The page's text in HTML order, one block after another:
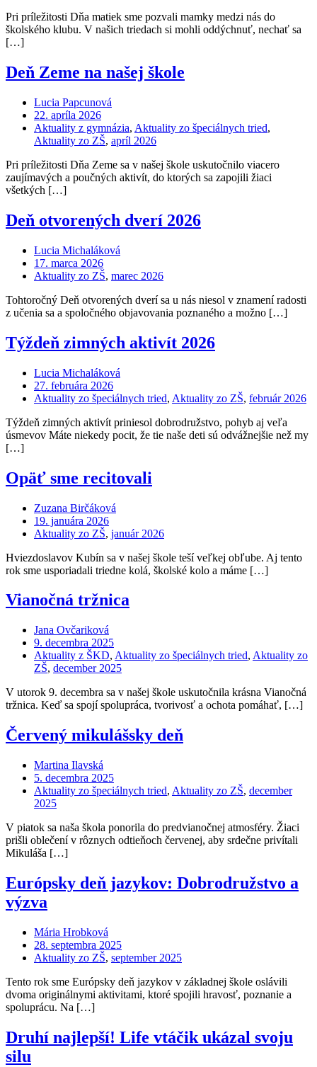
Pri príležitosti Dňa matiek sme pozvali mamky medzi nás do
školského klubu. V našich triedach si mohli oddýchnuť, nechať sa
[…]
Deň Zeme na našej škole
Lucia Papcunová
22. apríla 2026
Aktuality z gymnázia, Aktuality zo špeciálnych tried,
Aktuality zo ZŠ, apríl 2026
Pri príležitosti Dňa Zeme sa v našej škole uskutočnilo viacero
zaujímavých a poučných aktivít, do ktorých sa zapojili žiaci
všetkých […]
Deň otvorených dverí 2026
Lucia Michaláková
17. marca 2026
Aktuality zo ZŠ, marec 2026
Tohtoročný Deň otvorených dverí sa u nás niesol v znamení radosti
z učenia sa a spoločného objavovania poznaného a možno […]
Týždeň zimných aktivít 2026
Lucia Michaláková
27. februára 2026
Aktuality zo špeciálnych tried, Aktuality zo ZŠ, február 2026
Týždeň zimných aktivít priniesol dobrodružstvo, pohyb aj veľa
úsmevov Máte niekedy pocit, že tie naše deti sú odvážnejšie než my
[…]
Opäť sme recitovali
Zuzana Birčáková
19. januára 2026
Aktuality zo ZŠ, január 2026
Hviezdoslavov Kubín sa v našej škole teší veľkej obľube. Aj tento
rok sme usporiadali triedne kolá, školské kolo a máme […]
Vianočná tržnica
Jana Ovčariková
9. decembra 2025
Aktuality z ŠKD, Aktuality zo špeciálnych tried, Aktuality zo
ZŠ, december 2025
V utorok 9. decembra sa v našej škole uskutočnila krásna Vianočná
tržnica. Keď sa spojí spolupráca, tvorivosť a ochota pomáhať, […]
Červený mikulášsky deň
Martina Ilavská
5. decembra 2025
Aktuality zo špeciálnych tried, Aktuality zo ZŠ, december
2025
V piatok sa naša škola ponorila do predvianočnej atmosféry. Žiaci
prišli oblečení v rôznych odtieňoch červenej, aby srdečne privítali
Mikuláša […]
Európsky deň jazykov: Dobrodružstvo a
výzva
Mária Hrobková
28. septembra 2025
Aktuality zo ZŠ, september 2025
Tento rok sme Európsky deň jazykov v základnej škole oslávili
dvoma originálnymi aktivitami, ktoré spojili hravosť, poznanie a
spoluprácu. Na […]
Druhí najlepší! Life vtáčik ukázal svoju
silu